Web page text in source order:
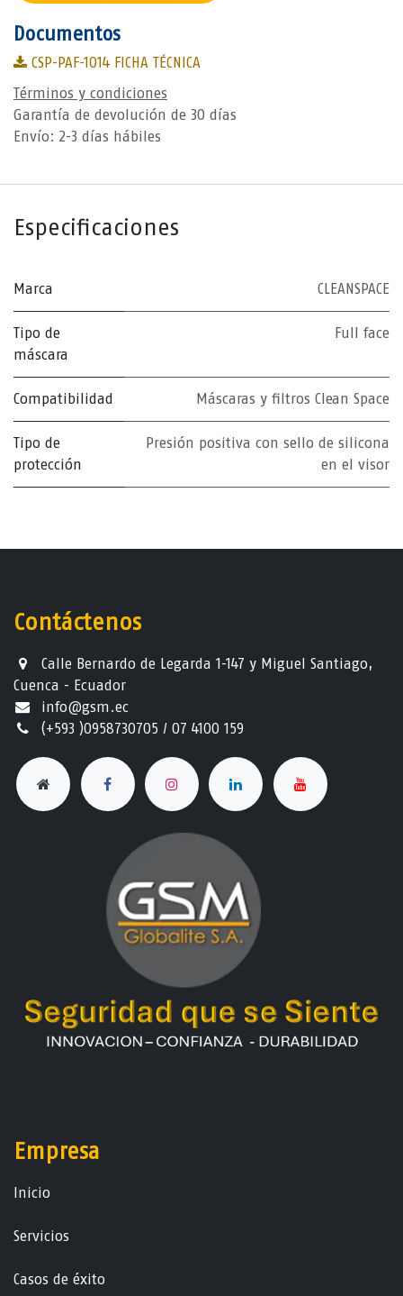
Documentos
CSP-PAF-1014 FICHA TÉCNICA
Términos y condiciones
Garantía de devolución de 30 días
Envío: 2-3 días hábiles
Especificaciones
Marca CLEANSPACE
Tipo de
máscara
Full face
Compatibilidad Máscaras y filtros Clean Space
Tipo de
protección
Presión positiva con sello de silicona
en el visor
Contáctenos
Calle Bernardo de Legarda 1-147 y Miguel Santiago,
Cuenca - Ecuador
info@gsm.ec​
(+593 )0958730705 / 07 4100 159
Empresa
Ini​ci​o
Servicios
Casos de éxito